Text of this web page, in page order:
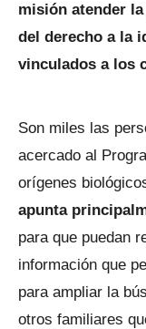
misión atender
del derecho a la
vinculados a los
Son miles las
acercado al
orígenes
apunta
para que puedan
información que
para ampliar la
otros familiares